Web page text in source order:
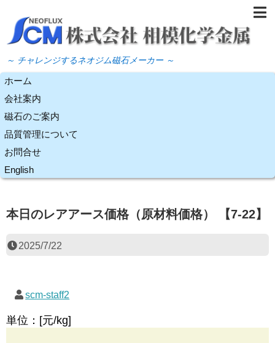
～ チャレンジするネオジム磁石メーカー ～
ホーム
会社案内
磁石のご案内
品質管理について
お問合せ
English
本日のレアアース価格（原材料価格） 【7-22】
2025/7/22
scm-staff2
単位：[元/kg]